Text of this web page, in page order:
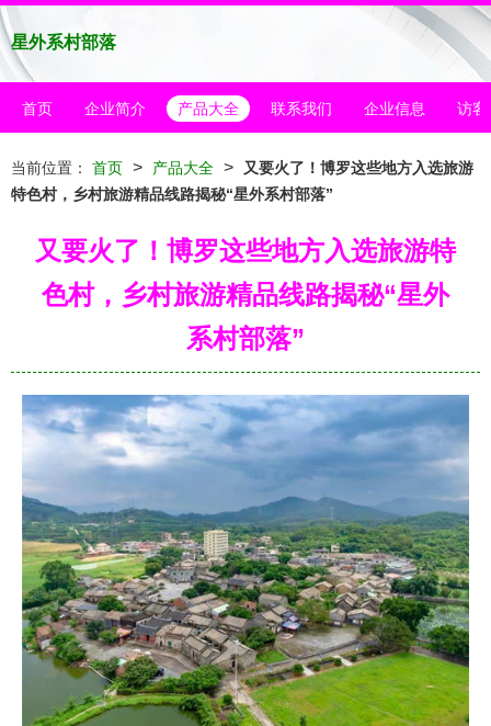
星外系村部落
首页 企业简介 产品大全 联系我们 企业信息 访客
当前位置： 首页 > 产品大全 >
又要火了！博罗这些地方入选旅游
特色村，乡村旅游精品线路揭秘“星外系村部落”
又要火了！博罗这些地方入选旅游特
色村，乡村旅游精品线路揭秘“星外
系村部落”